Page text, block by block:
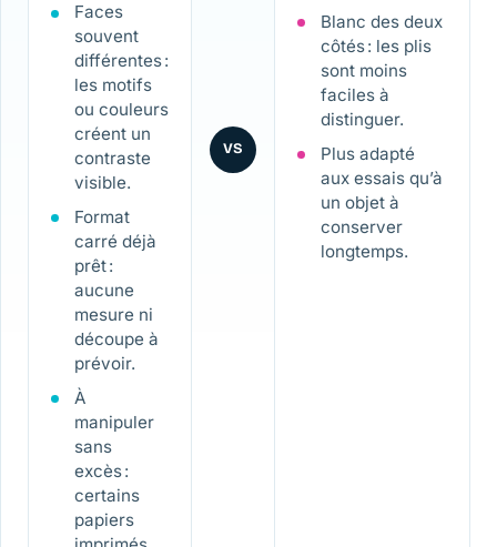
Faces
souvent
différentes :
les motifs
ou couleurs
créent un
contraste
visible.
Format
carré déjà
prêt :
aucune
mesure ni
découpe à
prévoir.
À
manipuler
sans
excès :
certains
papiers
VS
Blanc des deux
côtés : les plis
sont moins
faciles à
distinguer.
Plus adapté
aux essais qu’à
un objet à
conserver
longtemps.